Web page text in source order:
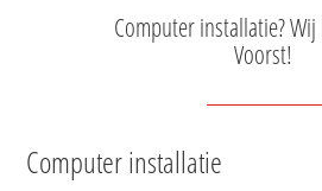
Computer installatie?
Voorst!
Computer installatie